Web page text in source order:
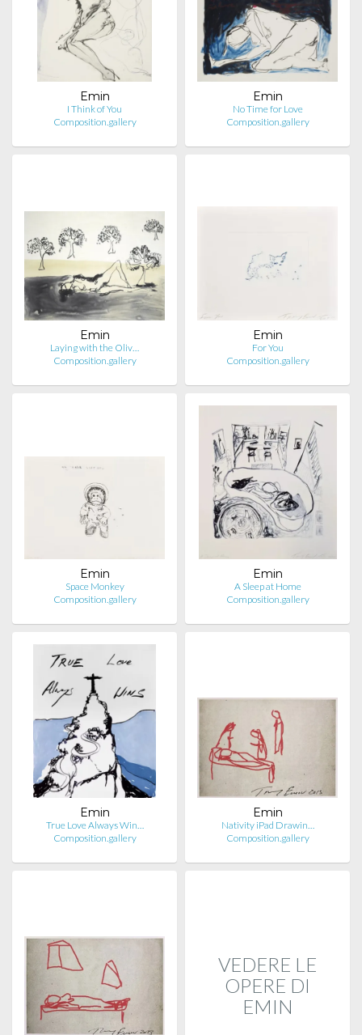
Emin
I Think of You
Composition.gallery
Emin
No Time for Love
Composition.gallery
Emin
Laying with the Oliv…
Composition.gallery
Emin
For You
Composition.gallery
Emin
Space Monkey
Composition.gallery
Emin
A Sleep at Home
Composition.gallery
Emin
True Love Always Win…
Composition.gallery
Emin
Nativity iPad Drawin…
Composition.gallery
VEDERE LE
OPERE DI
EMIN